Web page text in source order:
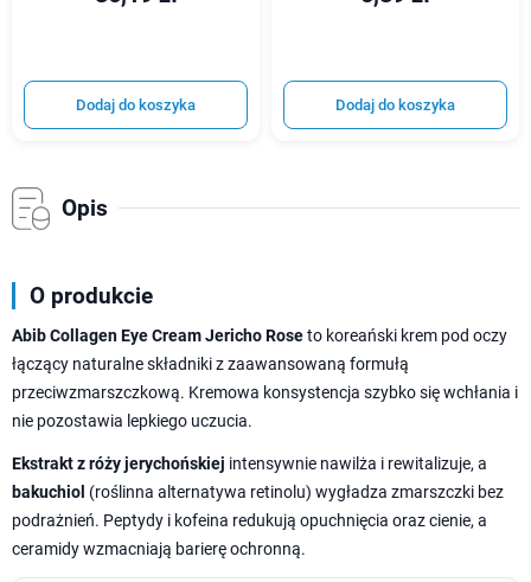
Dodaj do koszyka Dodaj do koszyka
Opis
O produkcie
Abib Collagen Eye Cream Jericho Roseto koreański krem pod oczy
łączący naturalne składniki z zaawansowaną formułą
przeciwzmarszczkową. Kremowa konsystencja szybko się wchłania i
nie pozostawia lepkiego uczucia.
Ekstrakt z róży jerychońskiej intensywnie nawilża i rewitalizuje, a
bakuchiol (roślinna alternatywa retinolu) wygładza zmarszczki bez
podrażnień. Peptydy i kofeina redukują opuchnięcia oraz cienie, a
ceramidy wzmacniają barierę ochronną.